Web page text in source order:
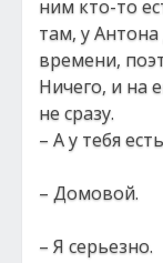
ним кто-то
там, у
времени,
Ничего, и на
не сразу.
– А у тебя
– Домовой.
– Я серьезно.